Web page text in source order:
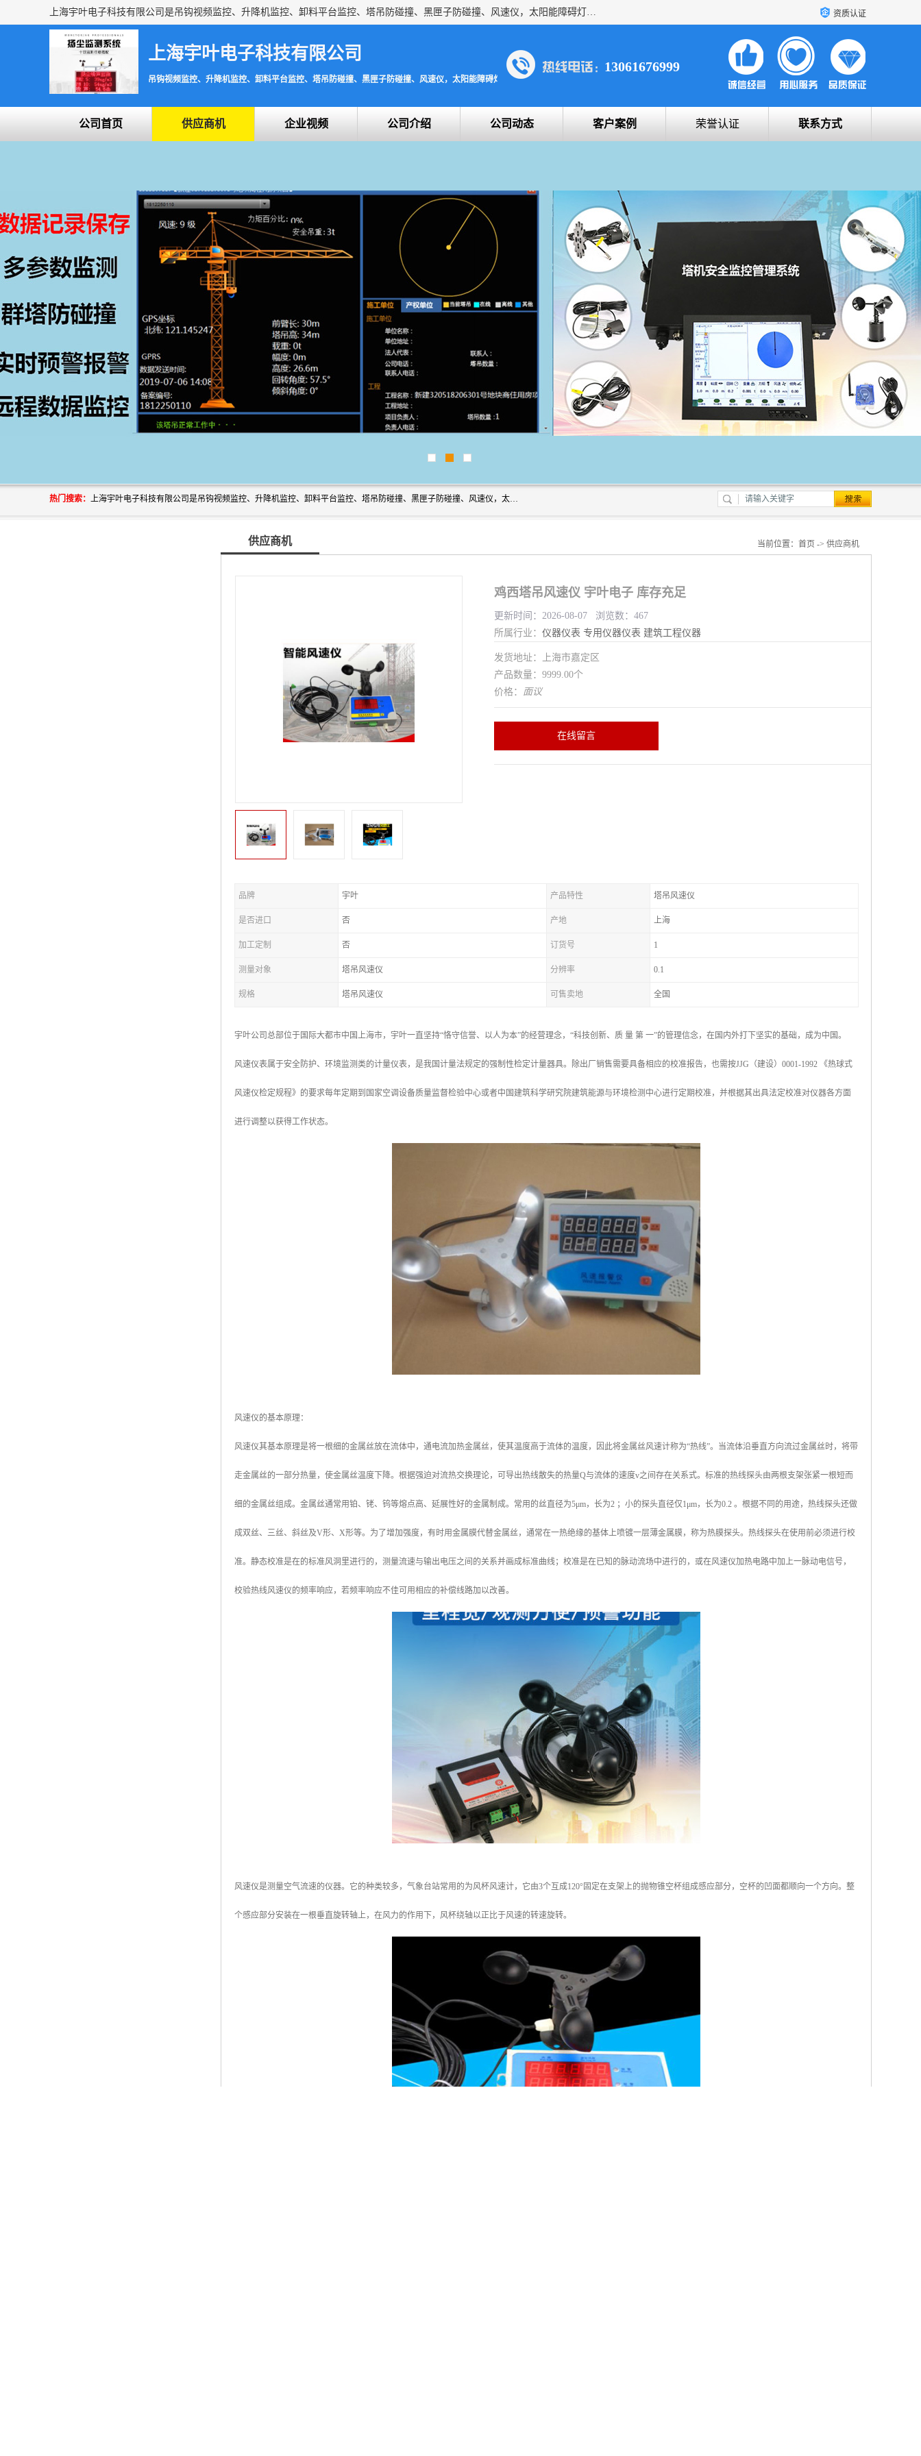
上海宇叶电子科技有限公司是吊钩视频监控、升降机监控、卸料平台监控、塔吊防碰撞、黑匣子防碰撞、风速仪，太阳能障碍灯安全提示灯等一系列升降机的常用配件产品专业研发生产加工的公司，拥有完整、科学的质量管理体系。 资质认证
上海宇叶电子科技有限公司
吊钩视频监控、升降机监控、卸料平台监控、塔吊防碰撞、黑匣子防碰撞、风速仪，太阳能障碍灯安全提示灯
13061676999
公司首页 供应商机 企业视频 公司介绍 公司动态 客户案例 荣誉认证 联系方式
热门搜索： 上海宇叶电子科技有限公司是吊钩视频监控、升降机监控、卸料平台监控、塔吊防碰撞、黑匣子防碰撞、风速仪，太阳能障碍灯安全提示灯等一系列升降机的常用配件产品专业研发生产加工的公司，拥有完整、科学的质量管理体系。
供应商机 当前位置： 首页 -> 供应商机
鸡西塔吊风速仪 宇叶电子 库存充足
更新时间：2026-08-07 浏览数：467
所属行业： 仪器仪表 专用仪器仪表 建筑工程仪器
发货地址：上海市嘉定区
产品数量：9999.00个
价格： 面议
在线留言
品牌 宇叶 产品特性 塔吊风速仪
是否进口 否 产地 上海
加工定制 否 订货号 1
测量对象 塔吊风速仪 分辨率 0.1
规格 塔吊风速仪 可售卖地 全国
宇叶公司总部位于国际大都市中国上海市，宇叶一直坚持“恪守信誉、以人为本”的经营理念，“科技创新、质 量 第 一”的管理信念，在国内外打下坚实的基础，成为中国。
风速仪表属于安全防护、环境监测类的计量仪表，是我国计量法规定的强制性检定计量器具。除出厂销售需要具备相应的校准报告，也需按JJG（建设）0001-1992 《热球式
风速仪检定规程》的要求每年定期到国家空调设备质量监督检验中心或者中国建筑科学研究院建筑能源与环境检测中心进行定期校准，并根据其出具法定校准对仪器各方面
进行调整以获得工作状态。
风速仪的基本原理：
风速仪其基本原理是将一根细的金属丝放在流体中，通电流加热金属丝，使其温度高于流体的温度，因此将金属丝风速计称为“热线”。当流体沿垂直方向流过金属丝时，将带
走金属丝的一部分热量，使金属丝温度下降。根据强迫对流热交换理论，可导出热线散失的热量Q与流体的速度v之间存在关系式。标准的热线探头由两根支架张紧一根短而
细的金属丝组成。金属丝通常用铂、铑、钨等熔点高、延展性好的金属制成。常用的丝直径为5μm，长为2 ；小的探头直径仅1μm，长为0.2 。根据不同的用途，热线探头还做
成双丝、三丝、斜丝及V形、X形等。为了增加强度，有时用金属膜代替金属丝，通常在一热绝缘的基体上喷镀一层薄金属膜，称为热膜探头。热线探头在使用前必须进行校
准。静态校准是在的标准风洞里进行的，测量流速与输出电压之间的关系并画成标准曲线；校准是在已知的脉动流场中进行的，或在风速仪加热电路中加上一脉动电信号，
校验热线风速仪的频率响应，若频率响应不佳可用相应的补偿线路加以改善。
风速仪是测量空气流速的仪器。它的种类较多，气象台站常用的为风杯风速计，它由3个互成120°固定在支架上的抛物锥空杯组成感应部分，空杯的凹面都顺向一个方向。整
个感应部分安装在一根垂直旋转轴上，在风力的作用下，风杯绕轴以正比于风速的转速旋转。